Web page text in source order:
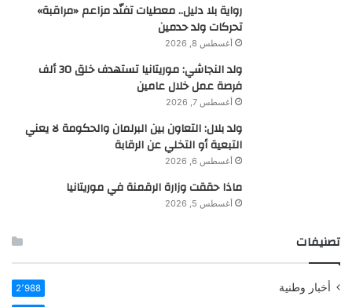
رواية بلا دليل.. معطيات تفنّد مزاعم «مراقبة»
تحركات ولد حدمين
أغسطس 8, 2026
ولد النجاشي: موريتانيا تستهدف خلق 30 ألف
فرصة عمل خلال عامين
أغسطس 7, 2026
ولد بلال: التعاون بين البرلمان والحكومة لا يعني
التبعية أو التخلي عن الرقابة
أغسطس 6, 2026
ماذا حققت وزارة الرقمنة في موريتانيا
أغسطس 5, 2026
تصنيفات
أخبار وطنية 2٬988